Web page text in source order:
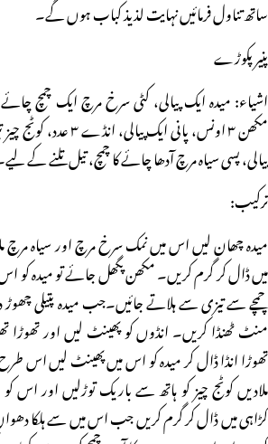
ساتھ تناول فرمائیں نہایت لذیذ کباب ہوں گے۔
پنیر پکوڑے
اشیاء: میدہ ایک پیالی، کٹی سرخ مرچ ایک چمچ
مکھن ۳ اونس، پانی ایک
پیالی، پسی سیاہ مرچ آدھا چائے کا چمچ، تیل تلنے کے
ترکیب:
میدہ چھان لیں اس میں نمک سرخ مرچ اور سیاہ مرچ
میں ڈال کر گرم کریں۔ مکھن پگھل جائے تو میدہ کو
چمچے سے تیزی سے ہلاتے جائیں۔جب میدہ پتیلی
منٹ ٹھنڈا کریں۔ انڈوں کو پھینٹ لیں اور تھوڑا
تھوڑا انڈا ڈال کر میدہ کو اس میں پھینٹ لیں اس طرح
ملادیں کوٹج چیز کو ہاتھ سے باریک توڑلیں اور اس
کڑاہی میں ڈال کر گرم کریں جب اس میں سے ہلکا دھواں